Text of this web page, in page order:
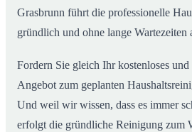
Grasbrunn führt die professionelle
gründlich und ohne lange Wartezeiten
Fordern Sie gleich Ihr kostenloses
Angebot zum geplanten
Und weil wir wissen, dass es immer
erfolgt die gründliche Reinigung zum